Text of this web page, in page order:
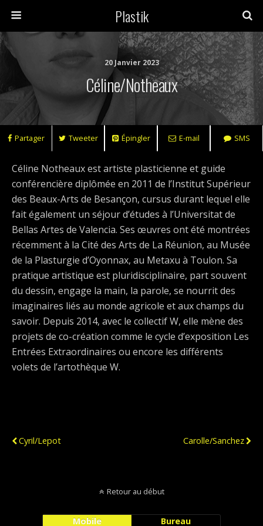
Plastik
20 Janvier 2023
Céline/Notheaux
Partager Tweeter Épingler E-mail SMS
Céline Notheaux est artiste plasticienne et guide
conférencière diplômée en 2011 de l’Institut Supérieur
des Beaux-Arts de Besançon, cursus durant lequel elle
fait également un séjour d’études à l’Universitat de
Bellas Artes de Valencia. Ses œuvres ont été montrées
récemment à la Cité des Arts de La Réunion, au Musée
de la Plasturgie d’Oyonnax, au Metaxu à Toulon. Sa
pratique artistique est pluridisciplinaire, part souvent
du dessin, engage la main, la parole, se nourrit des
imaginaires liés au monde agricole et aux champs du
savoir. Depuis 2014, avec le collectif W, elle mène des
projets de co-création comme le cycle d’exposition Les
Entrées Extraordinaires ou encore les différents
volets de l’artothèque W.
Cyril/Lepot
Carolle/Sanchez
Retour au début
Mobile Bureau